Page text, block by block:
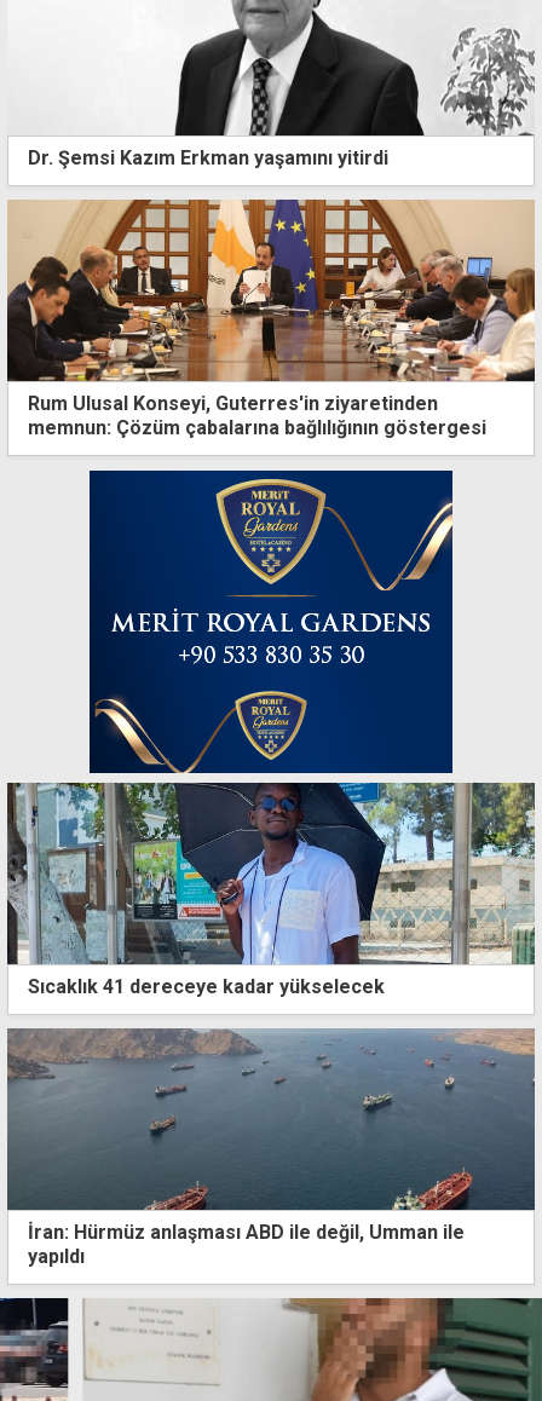
Dr. Şemsi Kazım Erkman yaşamını yitirdi
Rum Ulusal Konseyi, Guterres'in ziyaretinden
memnun: Çözüm çabalarına bağlılığının göstergesi
Sıcaklık 41 dereceye kadar yükselecek
İran: Hürmüz anlaşması ABD ile değil, Umman ile
yapıldı